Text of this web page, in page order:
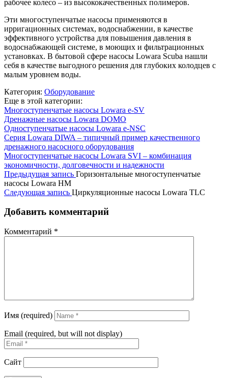
рабочее колесо – из высококачественных полимеров.
Эти многоступенчатые насосы применяются в
ирригационных системах, водоснабжении, в качестве
эффективного устройства для повышения давления в
водоснабжающей системе, в моющих и фильтрационных
установках. В бытовой сфере насосы Lowara Scuba нашли
себя в качестве выгодного решения для глубоких колодцев с
малым уровнем воды.
Категория: Оборудование
Еще в этой категории:
Многоступенчатые насосы Lowara e-SV
Дренажные насосы Lowara DOMO
Одноступенчатые насосы Lowara e-NSC
Серия Lowara DIWA – типичный пример качественного
дренажного насосного оборудования
Многоступенчатые насосы Lowara SVI – комбинация
экономичности, долговечности и надежности
Предыдущая запись Горизонтальные многоступенчатые
насосы Lowara HM
Следующая запись Циркуляционные насосы Lowara TLC
Добавить комментарий
Комментарий *
Имя (required)
Email (required, but will not display)
Сайт